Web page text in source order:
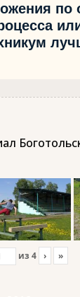
ГОД
по
из 4 › »